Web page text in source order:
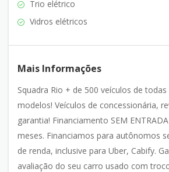
Trio elétrico
Vidros elétricos
Mais Informações
Squadra Rio + de 500 veículos de
modelos! Veículos de concessionária,
garantia! Financiamento SEM
meses. Financiamos para autônomos
de renda, inclusive para Uber, Cabify.
avaliação do seu carro usado com